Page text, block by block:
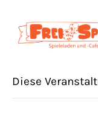
« Alle
Diese